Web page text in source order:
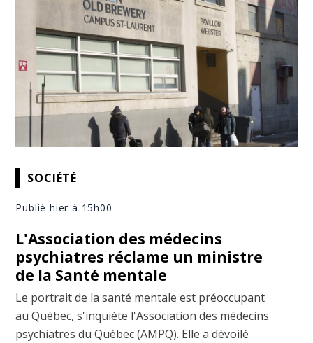
SOCIÉTÉ
Publié hier à 15h00
L'Association des médecins
psychiatres réclame un ministre
de la Santé mentale
Le portrait de la santé mentale est préoccupant
au Québec, s'inquiète l'Association des médecins
psychiatres du Québec (AMPQ). Elle a dévoilé